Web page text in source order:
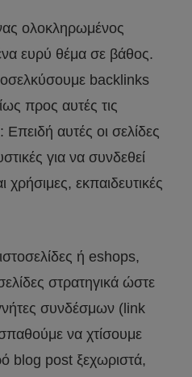
ολοκληρωμένος
ευρύ θέμα σε βάθος.
backlinks
προς αυτές τις
Επειδή αυτές οι σελίδες
για να συνδεθεί
χρήσιμες, εκπαιδευτικές
ή eshops,
στρατηγικά ώστε
συνδέσμων (link
να χτίσουμε
blog post ξεχωριστά,